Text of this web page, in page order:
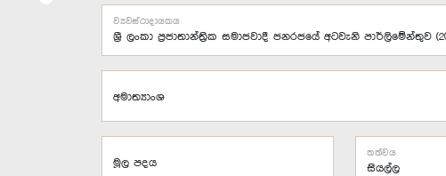
ව්‍යවස්ථාදායකය
අමාත්‍යාංශ
මූල පදය
තත්වය